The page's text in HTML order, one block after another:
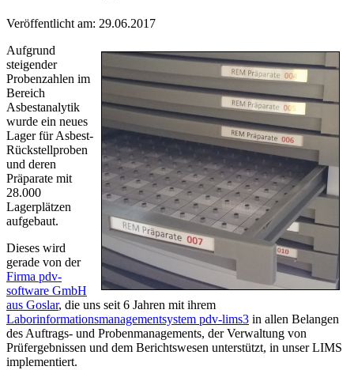
Veröffentlicht am: 29.06.2017
Aufgrund
steigender
Probenzahlen im
Bereich
Asbestanalytik
wurde ein neues
Lager für Asbest-
Rückstellproben
und deren
Präparate mit
28.000
Lagerplätzen
aufgebaut.
Dieses wird
gerade von der
Firma pdv-
software GmbH
aus Goslar, die uns seit 6 Jahren mit ihrem
Laborinformationsmanagementsystem pdv-lims3 in allen Belangen
des Auftrags- und Probenmanagements, der Verwaltung von
Prüfergebnissen und dem Berichtswesen unterstützt, in unser LIMS
implementiert.